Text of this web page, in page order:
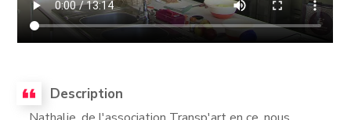
Description